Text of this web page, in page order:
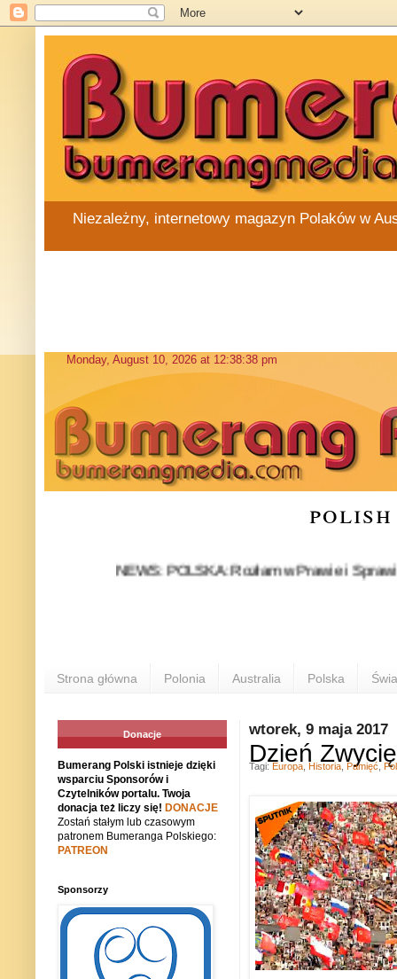
Niezależny, internetowy magazyn Polaków w
NEWS: POLSKA: Rozłam w Prawie i
Strona główna Polonia Australia Polska
wtorek, 9 maja 2017
Dzień
Tagi: Europa Historia Pamięć
Donacje
Bumerang Polski istnieje dzięki
wsparciu Sponsorów i
Czytelników portalu. Twoja
donacja też liczy się! DONACJE
Zostań stałym lub czasowym
patronem Bumeranga Polskiego:
PATREON
Sponsorzy